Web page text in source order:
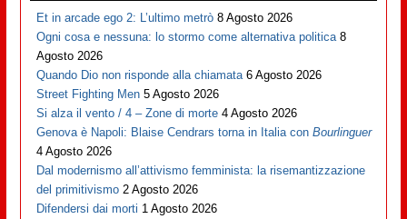
Et in arcade ego 2: L’ultimo metrò 8 Agosto 2026
Ogni cosa e nessuna: lo stormo come alternativa politica 8
Agosto 2026
Quando Dio non risponde alla chiamata 6 Agosto 2026
Street Fighting Men 5 Agosto 2026
Si alza il vento / 4 – Zone di morte 4 Agosto 2026
Genova è Napoli: Blaise Cendrars torna in Italia conBourlinguer
4 Agosto 2026
Dal modernismo all’attivismo femminista: la risemantizzazione
del primitivismo 2 Agosto 2026
Difendersi dai morti 1 Agosto 2026